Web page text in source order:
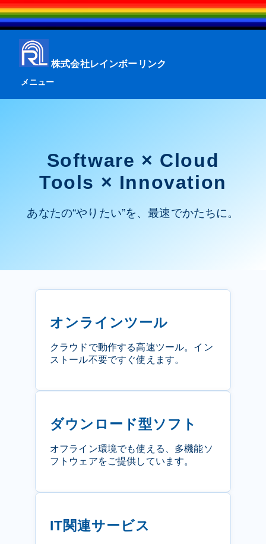
株式会社レインボーリンク
メニュー
Software × Cloud
Tools × Innovation
あなたの“やりたい”を、最速でかたちに。
オンラインツール
クラウドで動作する高速ツール。イン
ストール不要ですぐ使えます。
ダウンロード型ソフト
オフライン環境でも使える、多機能ソ
フトウェアをご提供しています。
IT関連サービス